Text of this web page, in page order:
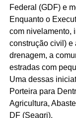
Federal (GDF) e
Enquanto o
com nivelamento,
construção civil) e
drenagem, a
estradas com
Uma dessas
Porteira para
Agricultura,
DF (Seagri).